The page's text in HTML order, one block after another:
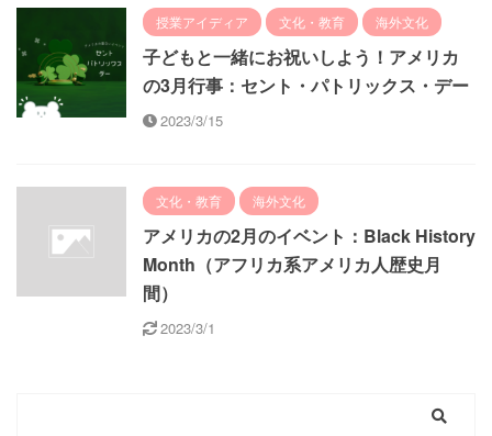
授業アイディア 文化・教育 海外文化
子どもと一緒にお祝いしよう！アメリカ
の3月行事：セント・パトリックス・デー
2023/3/15
文化・教育 海外文化
アメリカの2月のイベント：Black History
Month（アフリカ系アメリカ人歴史月
間）
2023/3/1